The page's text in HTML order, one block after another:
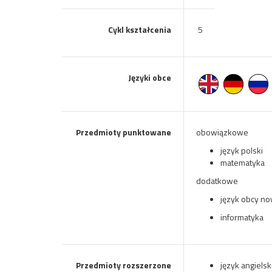
Cykl kształcenia 5
Języki obce
Przedmioty punktowane
obowiązkowe
język polski
matematyka
dodatkowe
język obcy
informatyka
Przedmioty rozszerzone język angielski